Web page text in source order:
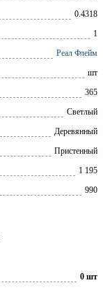
0.4318
1
Реал Флейм
шт
365
Светлый
Деревянный
Пристенный
1 195
990
0 шт